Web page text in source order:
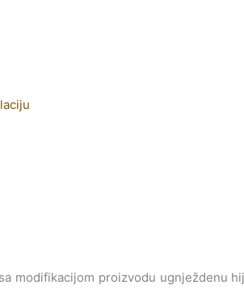
proizvodu ugnježdenu